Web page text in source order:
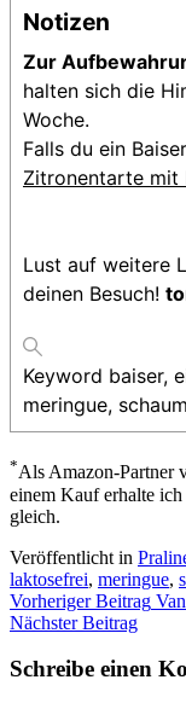
Notizen
Zur
halten sich die
Woche.
Falls du ein
Zitronentarte mit
Lust auf weitere
deinen Besuch!
Keyword baiser,
meringue,
*Als Amazon-Partner
einem Kauf erhalte
gleich.
Veröffentlicht in
laktosefrei, meringue,
Vorheriger Beitrag
Nächster Beitrag
Schreibe einen